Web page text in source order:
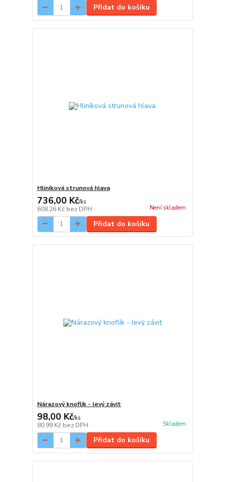
Přidat do košíku
Hliníková strunová hlava
736,00 Kč/ks
608,26 Kč bez DPH Není skladem
Přidat do košíku
Nárazový knoflík - levý závit
98,00 Kč/ks
80,99 Kč bez DPH Skladem
Přidat do košíku